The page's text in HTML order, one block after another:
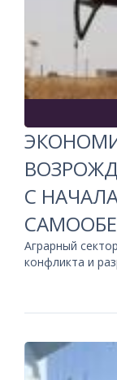
С
Аграрный
конфликта и